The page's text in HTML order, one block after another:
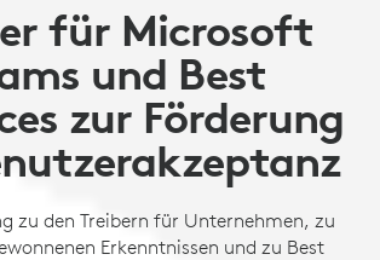
für Microsoft
und Best
zur Förderung
zu den Treibern für Unternehmen, zu
Erkenntnissen und zu Best